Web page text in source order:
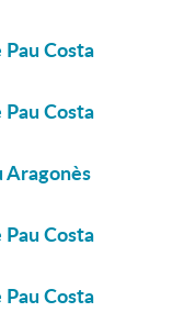
Costa
Costa
Aragonès
Costa
Costa